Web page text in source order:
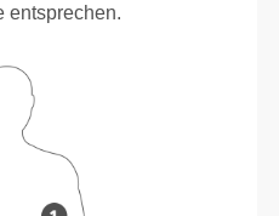
entsprechen.